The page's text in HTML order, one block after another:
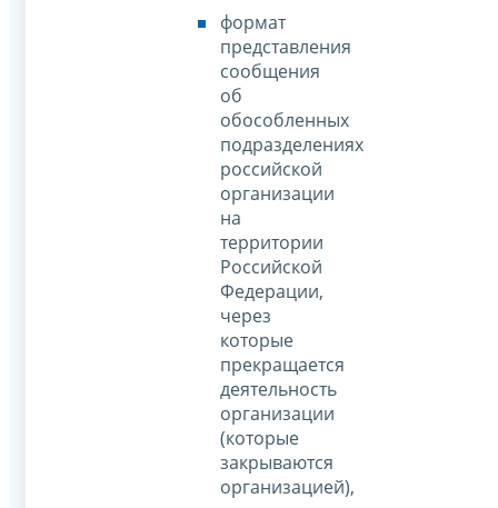
формат
представления
сообщения
об
обособленных
подразделениях
российской
организации
на
территории
Российской
Федерации,
через
которые
прекращается
деятельность
организации
(которые
закрываются
организацией),